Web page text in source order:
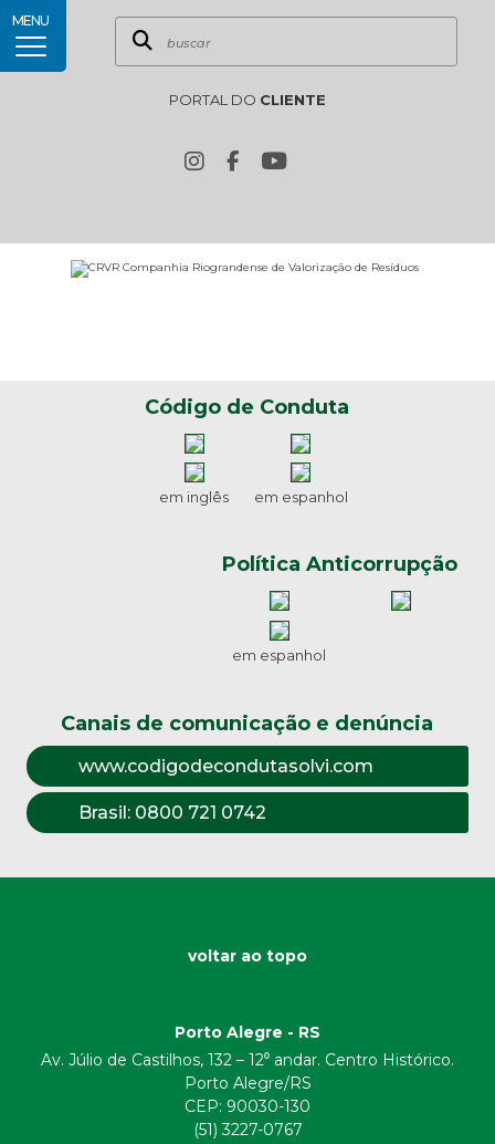
PORTAL DO CLIENTE
MENU
Código de Conduta
em inglês em espanhol
Política Anticorrupção
em espanhol
Canais de comunicação e denúncia
www.codigodecondutasolvi.com
Brasil: 0800 721 0742
voltar ao topo
Porto Alegre - RS
Av. Júlio de Castilhos, 132 – 12⁰ andar. Centro Histórico.
Porto Alegre/RS
CEP: 90030-130
(51) 3227-0767